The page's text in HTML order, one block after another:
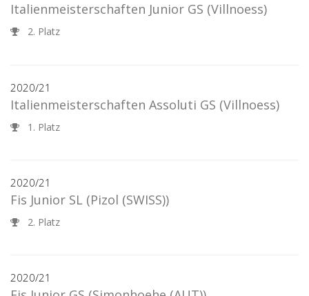
Italienmeisterschaften Junior GS (Villnoess)
2. Platz
2020/21
Italienmeisterschaften Assoluti GS (Villnoess)
1. Platz
2020/21
Fis Junior SL (Pizol (SWISS))
2. Platz
2020/21